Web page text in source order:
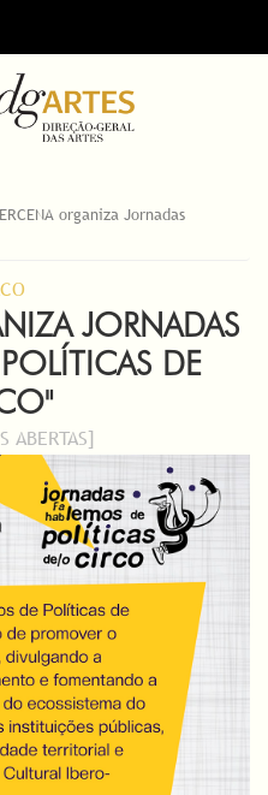
organiza Jornadas
JORNADAS
DE
ABERTAS]